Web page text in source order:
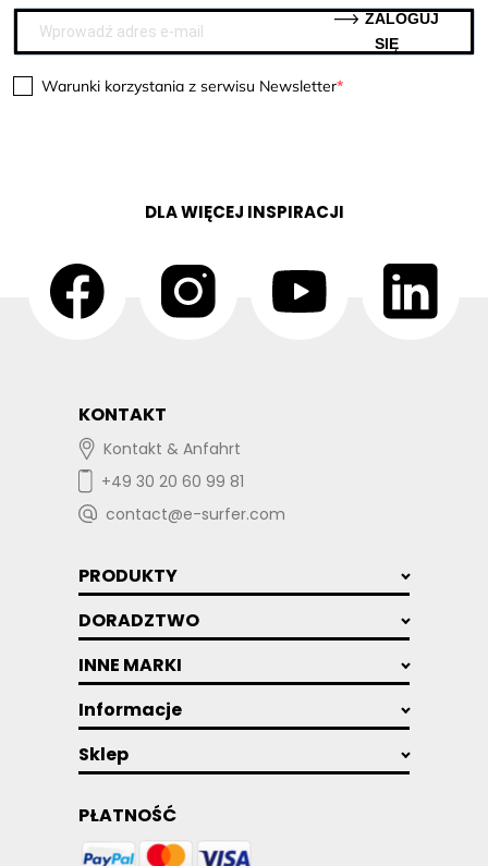
Warunki korzystania z serwisu Newsletter
SIĘ
DLA WIĘCEJ INSPIRACJI
KONTAKT
Kontakt & Anfahrt
+49 30 20 60 99 81
contact@e-surfer.com
PRODUKTY
DORADZTWO
INNE MARKI
Informacje
Sklep
PŁATNOŚĆ